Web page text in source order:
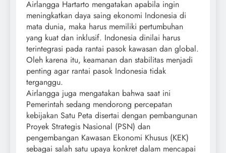
Airlangga Hartarto mengatakan apabila ingin
meningkatkan daya saing ekonomi Indonesia di
mata dunia, maka harus memiliki pertumbuhan
yang kuat dan inklusif. Indonesia dinilai harus
terintegrasi pada rantai pasok kawasan dan global.
Oleh karena itu, keamanan dan stabilitas menjadi
penting agar rantai pasok Indonesia tidak
terganggu.
Airlangga juga mengatakan bahwa saat ini
Pemerintah sedang mendorong percepatan
kebijakan Satu Peta disertai dengan pembangunan
Proyek Strategis Nasional (PSN) dan
pengembangan Kawasan Ekonomi Khusus (KEK)
sebagai salah satu upaya konkret dalam mencapai